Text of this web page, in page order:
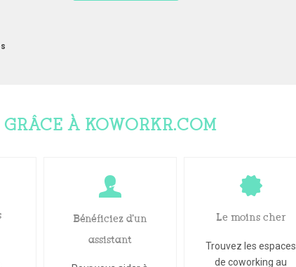
GRÂCE À KOWORKR.COM
Bénéficiez d'un
assistant
Le moins cher
Trouvez les espaces
de coworking au